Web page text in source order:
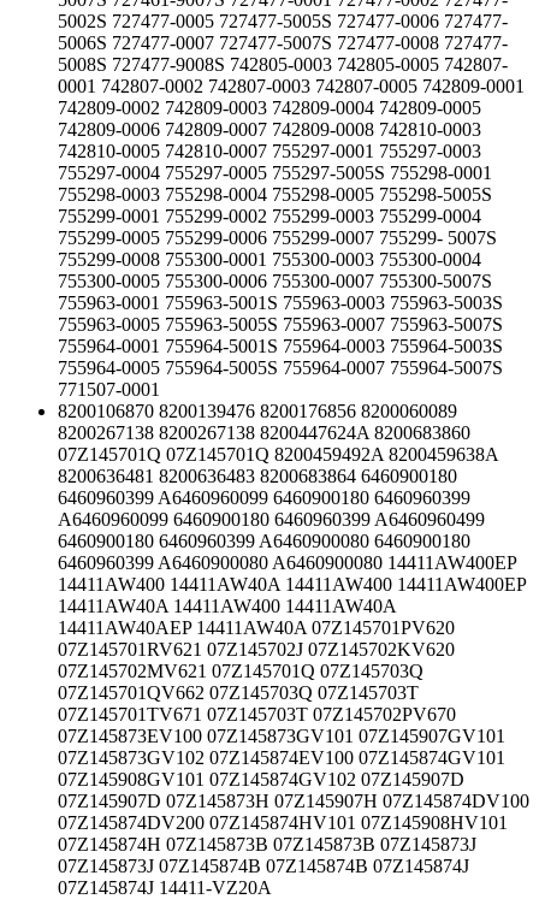
5002S 727477-0005 727477-5005S 727477-0006 727477-
5006S 727477-0007 727477-5007S 727477-0008 727477-
5008S 727477-9008S 742805-0003 742805-0005 742807-
0001 742807-0002 742807-0003 742807-0005 742809-0001
742809-0002 742809-0003 742809-0004 742809-0005
742809-0006 742809-0007 742809-0008 742810-0003
742810-0005 742810-0007 755297-0001 755297-0003
755297-0004 755297-0005 755297-5005S 755298-0001
755298-0003 755298-0004 755298-0005 755298-5005S
755299-0001 755299-0002 755299-0003 755299-0004
755299-0005 755299-0006 755299-0007 755299- 5007S
755299-0008 755300-0001 755300-0003 755300-0004
755300-0005 755300-0006 755300-0007 755300-5007S
755963-0001 755963-5001S 755963-0003 755963-5003S
755963-0005 755963-5005S 755963-0007 755963-5007S
755964-0001 755964-5001S 755964-0003 755964-5003S
755964-0005 755964-5005S 755964-0007 755964-5007S
771507-0001
8200106870 8200139476 8200176856 8200060089
8200267138 8200267138 8200447624A 8200683860
07Z145701Q 07Z145701Q 8200459492A 8200459638A
8200636481 8200636483 8200683864 6460900180
6460960399 A6460960099 6460900180 6460960399
A6460960099 6460900180 6460960399 A6460960499
6460900180 6460960399 A6460900080 6460900180
6460960399 A6460900080 A6460900080 14411AW400EP
14411AW400 14411AW40A 14411AW400 14411AW400EP
14411AW40A 14411AW400 14411AW40A
14411AW40AEP 14411AW40A 07Z145701PV620
07Z145701RV621 07Z145702J 07Z145702KV620
07Z145702MV621 07Z145701Q 07Z145703Q
07Z145701QV662 07Z145703Q 07Z145703T
07Z145701TV671 07Z145703T 07Z145702PV670
07Z145873EV100 07Z145873GV101 07Z145907GV101
07Z145873GV102 07Z145874EV100 07Z145874GV101
07Z145908GV101 07Z145874GV102 07Z145907D
07Z145907D 07Z145873H 07Z145907H 07Z145874DV100
07Z145874DV200 07Z145874HV101 07Z145908HV101
07Z145874H 07Z145873B 07Z145873B 07Z145873J
07Z145873J 07Z145874B 07Z145874B 07Z145874J
07Z145874J 14411-VZ20A